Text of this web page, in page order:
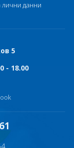
лични данни
5
- 18.00